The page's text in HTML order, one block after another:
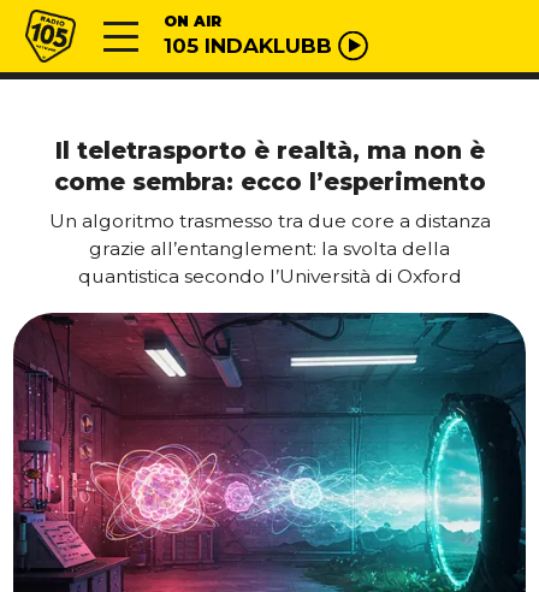
Vai al contenuto
Radio 105 ON AIR
105 INDAKLUBB
Il teletrasporto è realtà, ma non è
come sembra: ecco l’esperimento
Un algoritmo trasmesso tra due core a distanza
grazie all’entanglement: la svolta della
quantistica secondo l’Università di Oxford